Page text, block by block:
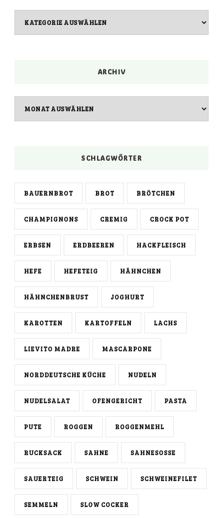
ARCHIV
SCHLAGWÖRTER
BAUERNBROT BROT BRÖTCHEN
CHAMPIGNONS CREMIG CROCK POT
ERBSEN ERDBEEREN HACKFLEISCH
HEFE HEFETEIG HÄHNCHEN
HÄHNCHENBRUST JOGHURT
KAROTTEN KARTOFFELN LACHS
LIEVITO MADRE MASCARPONE
NORDDEUTSCHE KÜCHE NUDELN
NUDELSALAT OFENGERICHT PASTA
PUTE ROGGEN ROGGENMEHL
RUCKSACK SAHNE SAHNESOSSE
SAUERTEIG SCHWEIN SCHWEINEFILET
SEMMELN SLOW COCKER